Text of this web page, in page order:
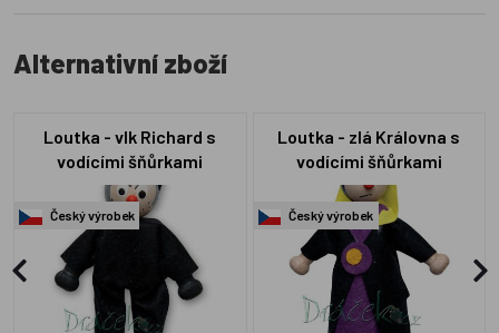
Alternativní zboží
Loutka - vlk Richard s
vodícími šňůrkami
Český výrobek
Loutka - zlá Královna s
vodícími šňůrkami
Český výrobek